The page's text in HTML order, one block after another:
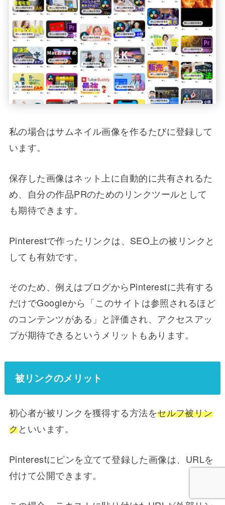
私の場合はサムネイル画像を作るたびに登録して
います。
保存した画像はネット上に自動的に共有されるた
め、自分の作品PRのためのリンクツールとして
も期待できます。
Pinterestで作ったリンクは、SEO上の被リンクと
しても有効です。
そのため、例えはブログからPinterestに共有する
だけでGoogleから「このサイトは参照されるほど
のコンテンツがある」と評価され、アクセスアッ
プが期待できるというメリットもあります。
被リンクのメリット
初心者が被リンクを獲得する方法をセルフ被リン
クといいます。
Pinterestにピンを立てて登録した画像は、URLを
付けて公開できます。